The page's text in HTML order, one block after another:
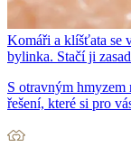
Komáři a klíšťata se
bylinka. Stačí ji
S otravným hmyzem
řešení, které si pro